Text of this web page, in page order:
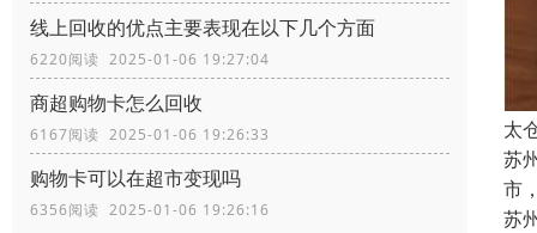
线上回收的优点主要表现在以下几个方面
6220阅读 2025-01-06 19:27:04
商超购物卡怎么回收
6167阅读 2025-01-06 19:26:33
购物卡可以在超市变现吗
6356阅读 2025-01-06 19:26:16
太
苏
市
苏